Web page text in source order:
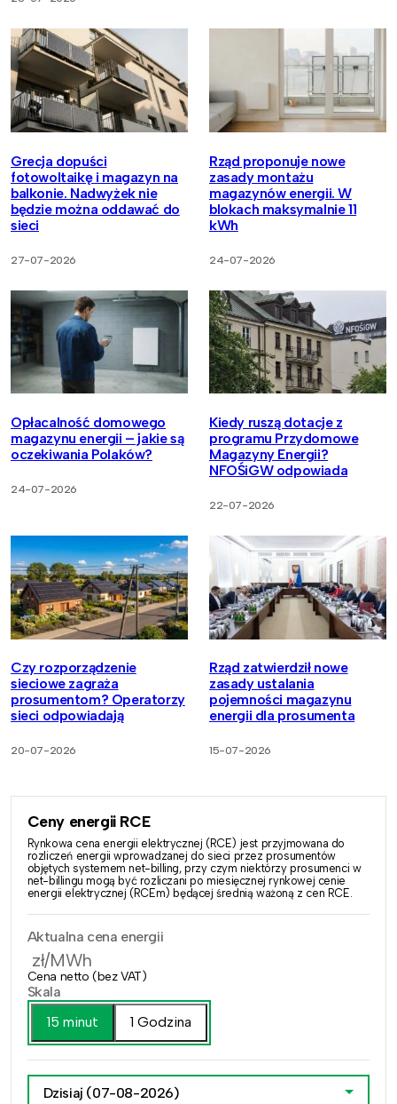
Grecja dopuści
fotowoltaikę i magazyn na
balkonie. Nadwyżek nie
będzie można oddawać do
sieci
27-07-2026
Rząd proponuje nowe
zasady montażu
magazynów energii. W
blokach maksymalnie 11
kWh
24-07-2026
Opłacalność domowego
magazynu energii – jakie są
oczekiwania Polaków?
24-07-2026
Kiedy ruszą dotacje z
programu Przydomowe
Magazyny Energii?
NFOŚiGW odpowiada
22-07-2026
Czy rozporządzenie
sieciowe zagraża
prosumentom? Operatorzy
sieci odpowiadają
20-07-2026
Rząd zatwierdził nowe
zasady ustalania
pojemności magazynu
energii dla prosumenta
15-07-2026
Ceny energii RCE
Rynkowa cena energii elektrycznej (RCE) jest przyjmowana do
rozliczeń energii wprowadzanej do sieci przez prosumentów
objętych systemem net-billing, przy czym niektórzy prosumenci w
net-billingu mogą być rozliczani po miesięcznej rynkowej cenie
energii elektrycznej (RCEm) będącej średnią ważoną z cen RCE.
Aktualna cena energii
zł/MWh
Cena netto (bez VAT)
Skala
15 minut
1 Godzina
Dzisiaj (07-08-2026)